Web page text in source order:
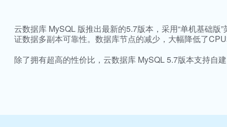
云数据库 MySQL 版推出最新的5.7版本，采用“单机基础
证数据多副本可靠性。数据库节点的减少，大幅降低了
除了拥有超高的性价比，云数据库 MySQL 5.7版本支持自